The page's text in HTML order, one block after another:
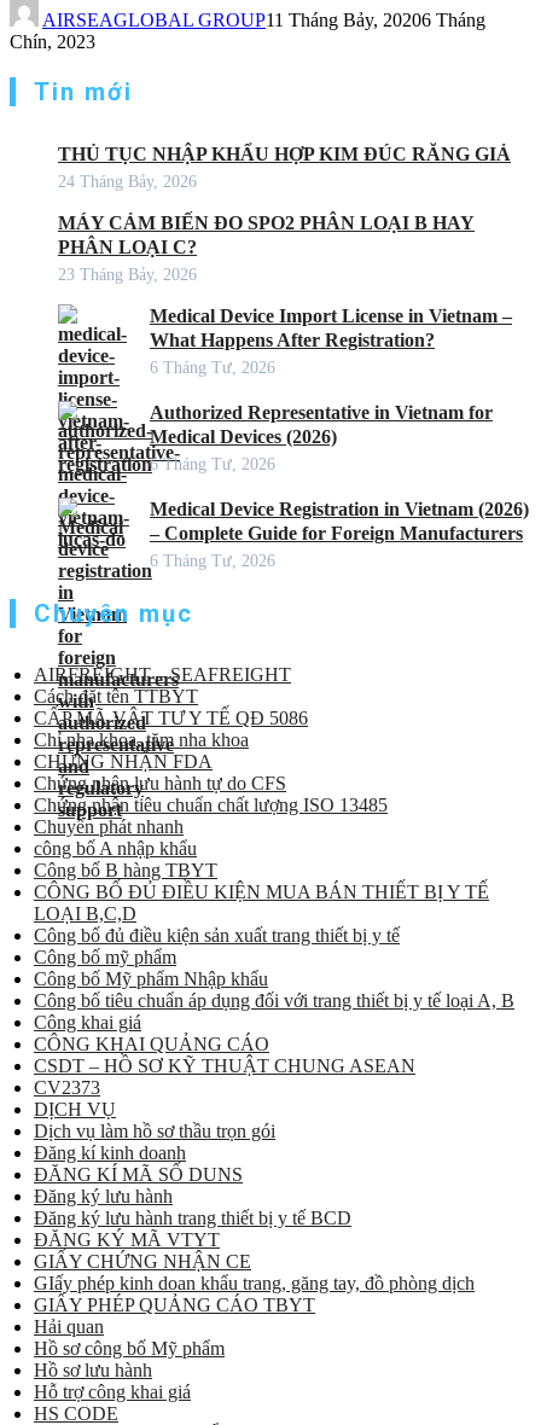
AIRSEAGLOBAL GROUP11 Tháng Bảy, 20206 Tháng
Chín, 2023
Tin mới
THỦ TỤC NHẬP KHẨU HỢP KIM ĐÚC RĂNG GIẢ
24 Tháng Bảy, 2026
MÁY CẢM BIẾN ĐO SPO2 PHÂN LOẠI B HAY
PHÂN LOẠI C?
23 Tháng Bảy, 2026
Medical Device Import License in Vietnam –
What Happens After Registration?
6 Tháng Tư, 2026
Authorized Representative in Vietnam for
Medical Devices (2026)
6 Tháng Tư, 2026
Medical Device Registration in Vietnam (2026)
– Complete Guide for Foreign Manufacturers
6 Tháng Tư, 2026
Chuyên mục
AIRFREIGHT – SEAFREIGHT
Cách đặt tên TTBYT
CẤP MÃ VẬT TƯ Y TẾ QĐ 5086
Chỉ nha khoa, tăm nha khoa
CHỨNG NHẬN FDA
Chứng nhận lưu hành tự do CFS
Chứng nhận tiêu chuẩn chất lượng ISO 13485
Chuyển phát nhanh
công bố A nhập khẩu
Công bố B hàng TBYT
CÔNG BỐ ĐỦ ĐIỀU KIỆN MUA BÁN THIẾT BỊ Y TẾ
LOẠI B,C,D
Công bố đủ điều kiện sản xuất trang thiết bị y tế
Công bố mỹ phẩm
Công bố Mỹ phẩm Nhập khẩu
Công bố tiêu chuẩn áp dụng đối với trang thiết bị y tế loại A, B
Công khai giá
CÔNG KHAI QUẢNG CÁO
CSDT – HỒ SƠ KỸ THUẬT CHUNG ASEAN
CV2373
DỊCH VỤ
Dịch vụ làm hồ sơ thầu trọn gói
Đăng kí kinh doanh
ĐĂNG KÍ MÃ SỐ DUNS
Đăng ký lưu hành
Đăng ký lưu hành trang thiết bị y tế BCD
ĐĂNG KÝ MÃ VTYT
GIẤY CHỨNG NHẬN CE
GIấy phép kinh doan khẩu trang, găng tay, đồ phòng dịch
GIẤY PHÉP QUẢNG CÁO TBYT
Hải quan
Hồ sơ công bố Mỹ phẩm
Hồ sơ lưu hành
Hỗ trợ công khai giá
HS CODE